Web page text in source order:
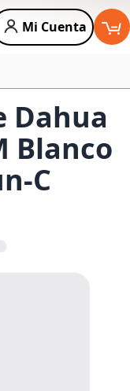
Mi Cuenta
Dahua
Blanco
C